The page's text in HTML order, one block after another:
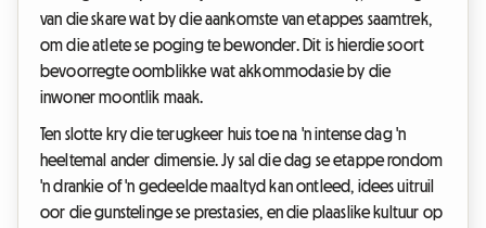
van die skare wat by die aankomste van etappes saamtrek,
om die atlete se poging te bewonder. Dit is hierdie soort
bevoorregte oomblikke wat akkommodasie by die
inwoner moontlik maak.
Ten slotte kry die terugkeer huis toe na 'n intense dag 'n
heeltemal ander dimensie. Jy sal die dag se etappe rondom
'n drankie of 'n gedeelde maaltyd kan ontleed, idees uitruil
oor die gunstelinge se prestasies, en die plaaslike kultuur op